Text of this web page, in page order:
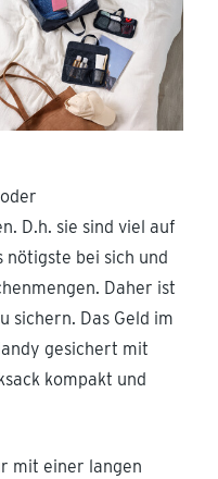
D.h. sie sind viel auf
bei sich und
Daher ist
sichern. Das Geld im
gesichert mit
kompakt und
mit einer langen